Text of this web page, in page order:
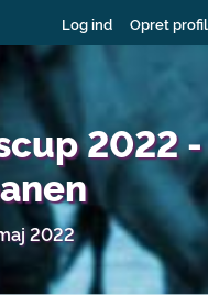
Log ind Opret profil
2022 -
2022